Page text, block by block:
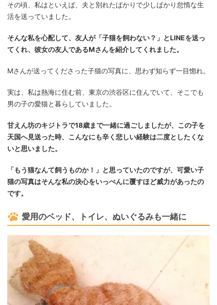
その頃、私はといえば、夫と別れたばかりで少しばかり怠惰な生
活を送っていました。
そんな私を心配して、友人が「子猫を飼わない？」とLINEを送っ
てくれ、彼女の友人であるMさんを紹介してくれました。
Mさんが送ってくださった子猫の写真に、思わず知らず一目惚れ。
実は、私は熱海に住む前、東京の渋谷区に住んでいて、そこでも
男の子の愛猫と暮らしていました。
甘えん坊のキジトラで18歳まで一緒に過ごしましたが、この子を
天国へ見送った時、こんなにも辛く悲しい経験は二度としたくな
いと思いました。
「もう猫なんて飼うものか！」と思っていたのですが、可愛い子
猫の写真はそんな私の決心をいっぺんに覆すほど威力があったの
です。
愛用のベッド、トイレ、ぬいぐるみも一緒に